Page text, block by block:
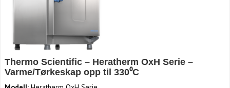
Thermo Scientific – Heratherm OxH Serie –
Varme/Tørkeskap opp til 330⁰C